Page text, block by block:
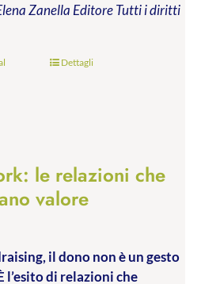
Zanella EditoreTutti i diritti
Dettagli
le relazioni che
valore
il dono non è un gesto
l’esito di relazioni che